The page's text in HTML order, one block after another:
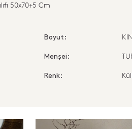
50x70+5 Cm
Boyut:
Menşei:
Renk: